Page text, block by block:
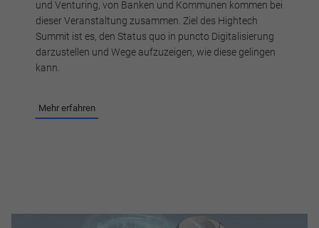
und Venturing, von Banken und Kommunen kommen bei
dieser Veranstaltung zusammen. Ziel des Hightech
Summit ist es, den Status quo in puncto Digitalisierung
darzustellen und Wege aufzuzeigen, wie diese gelingen
kann.
Mehr erfahren
Notwendig